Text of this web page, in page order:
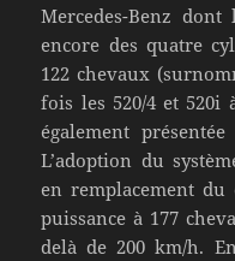
Mercedes-Benz
encore des quatre
122 chevaux
fois les 520/4 et 520i
également
L’adoption du
en remplacement du
puissance à 177
delà de 200 km/h.